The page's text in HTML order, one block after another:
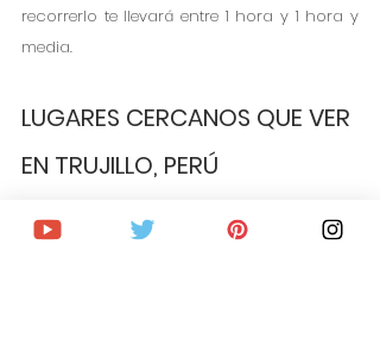
recorrerlo te llevará entre 1 hora y 1 hora y
media.
LUGARES CERCANOS QUE VER
EN TRUJILLO, PERÚ
Si te decides por pasar más días en Trujillo